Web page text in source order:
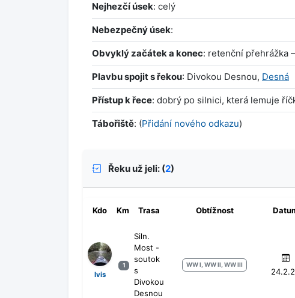
Nejhezčí úsek: celý
Nebezpečný úsek:
Obvyklý začátek a konec: retenční přehrážka
Plavbu spojit s řekou: Divokou Desnou, Desná
Přístup k řece: dobrý po silnici, která lemuje
Tábořiště: (Přidání nového odkazu)
Řeku už jeli: (2)
Kdo Km Trasa Obtížnost
Ivis
1
Siln.
Most -
soutok
s
Divokou
Desnou
WW I, WW II, WW III